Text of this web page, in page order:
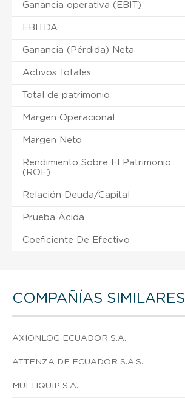
Ganancia operativa (EBIT)
EBITDA
Ganancia (Pérdida) Neta
Activos Totales
Total de patrimonio
Margen Operacional
Margen Neto
Rendimiento Sobre El Patrimonio
(ROE)
Relación Deuda/Capital
Prueba Ácida
Coeficiente De Efectivo
COMPAÑÍAS SIMILARES
AXIONLOG ECUADOR S.A.
ATTENZA DF ECUADOR S.A.S.
MULTIQUIP S.A.